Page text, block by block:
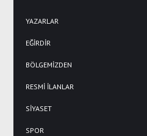
YAZARLAR
EĞİRDİR
BÖLGEMİZDEN
RESMİ İLANLAR
SİYASET
SPOR